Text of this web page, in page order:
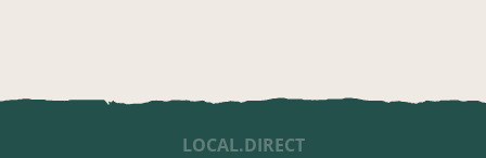
LOCAL.DIRECT